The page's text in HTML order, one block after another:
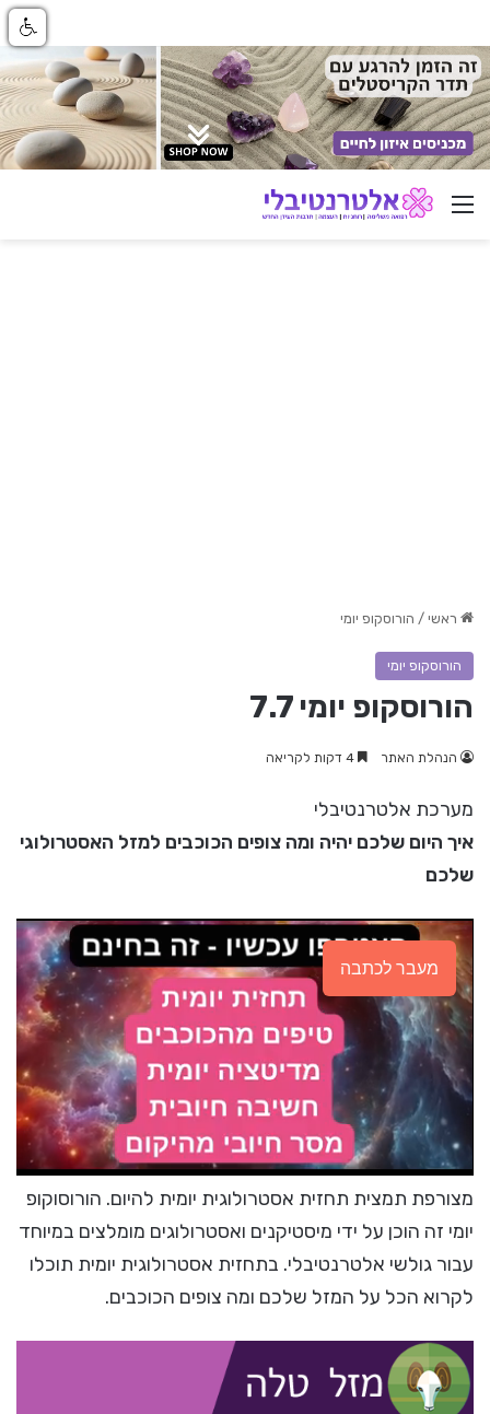
ניווט באתר
ראשי / הורוסקופ יומי
הורוסקופ יומי
הורוסקופ יומי 7.7
הנהלת האתר
מערכת אלטרנטיבלי
איך היום שלכם יהיה ומה צופים הכוכבים למזל האסטרולוגי
שלכם
מעבר לכתבה
מצורפת תמצית תחזית אסטרולוגית יומית להיום. הורוסוקופ
יומי זה הוכן על ידי מיסטיקנים ואסטרולוגים מומלצים במיוחד
עבור גולשי אלטרנטיבלי. בתחזית אסטרולוגית יומית תוכלו
לקרוא הכל על המזל שלכם ומה צופים הכוכבים.